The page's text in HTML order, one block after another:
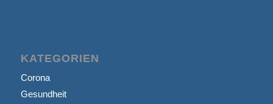
KATEGORIEN
Corona
Gesundheit